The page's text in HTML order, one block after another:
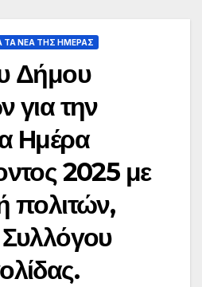
ΤΑ ΝΕΑ ΤΗΣ ΗΜΕΡΑΣ
Δήμου
για την
Ημέρα
2025 με
πολιτών,